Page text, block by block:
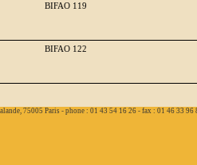
BIFAO 119
BIFAO 122
75005 Paris - phone : 01 43 54 16 26 - fax : 01 46 33